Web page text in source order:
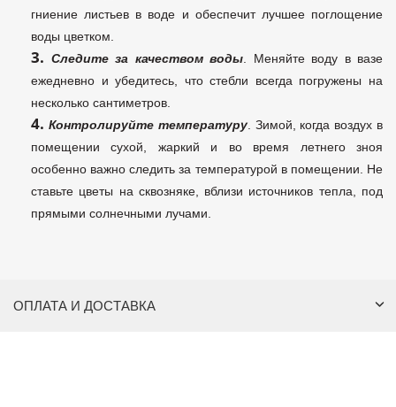
гниение листьев в воде и обеспечит лучшее поглощение
воды цветком.
Следите за качеством воды . Меняйте воду в вазе
ежедневно и убедитесь, что стебли всегда погружены на
несколько сантиметров.
Контролируйте температуру. Зимой, когда воздух в
помещении сухой, жаркий и во время летнего зноя
особенно важно следить за температурой в помещении. Не
ставьте цветы на сквозняке, вблизи источников тепла, под
прямыми солнечными лучами.
ОПЛАТА И ДОСТАВКА